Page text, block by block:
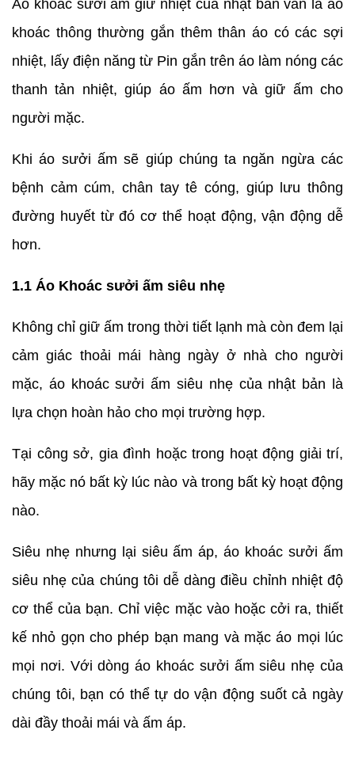
Áo khoác sưởi ấm giữ nhiệt của nhật bản vẫn là áo
khoác thông thường gắn thêm thân áo có các sợi
nhiệt, lấy điện năng từ Pin gắn trên áo làm nóng các
thanh tản nhiệt, giúp áo ấm hơn và giữ ấm cho
người mặc.
Khi áo sưởi ấm sẽ giúp chúng ta ngăn ngừa các
bệnh cảm cúm, chân tay tê cóng, giúp lưu thông
đường huyết từ đó cơ thể hoạt động, vận động dễ
hơn.
1.1 Áo Khoác sưởi ấm siêu nhẹ
Không chỉ giữ ấm trong thời tiết lạnh mà còn đem lại
cảm giác thoải mái hàng ngày ở nhà cho người
mặc, áo khoác sưởi ấm siêu nhẹ của nhật bản là
lựa chọn hoàn hảo cho mọi trường hợp.
Tại công sở, gia đình hoặc trong hoạt động giải trí,
hãy mặc nó bất kỳ lúc nào và trong bất kỳ hoạt động
nào.
Siêu nhẹ nhưng lại siêu ấm áp, áo khoác sưởi ấm
siêu nhẹ của chúng tôi dễ dàng điều chỉnh nhiệt độ
cơ thể của bạn. Chỉ việc mặc vào hoặc cởi ra, thiết
kế nhỏ gọn cho phép bạn mang và mặc áo mọi lúc
mọi nơi. Với dòng áo khoác sưởi ấm siêu nhẹ của
chúng tôi, bạn có thể tự do vận động suốt cả ngày
dài đầy thoải mái và ấm áp.